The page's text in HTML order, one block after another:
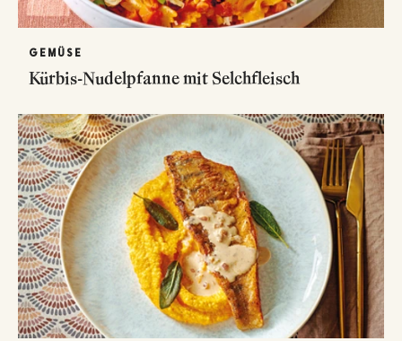
GEMÜSE
Kürbis-Nudelpfanne mit Selchfleisch